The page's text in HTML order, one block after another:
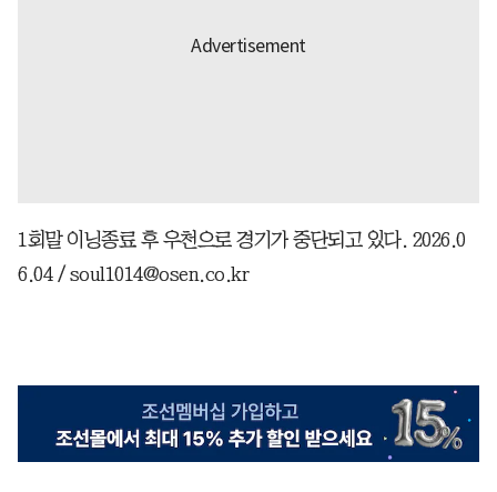
1회말 이닝종료 후 우천으로 경기가 중단되고 있다. 2026.0
6.04 / soul1014@osen.co.kr